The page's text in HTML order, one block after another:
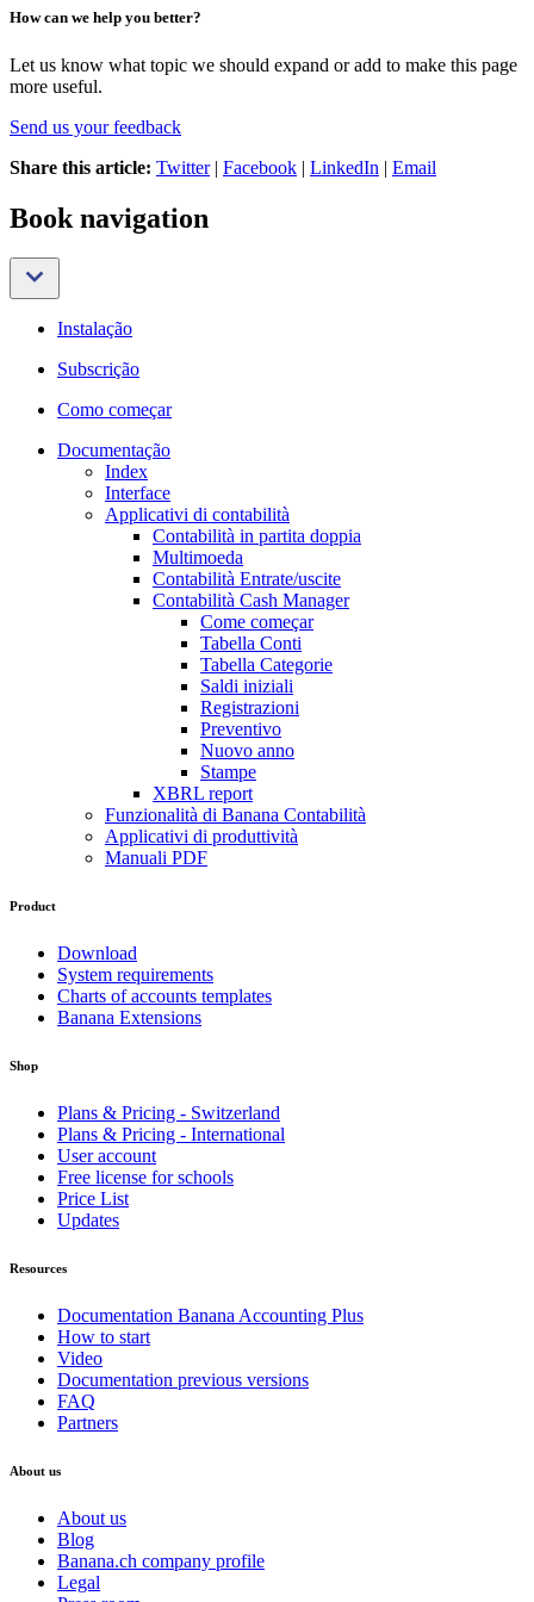
How can we help you better?
Let us know what topic we should expand or add to make this page
more useful.
Send us your feedback
Share this article: Twitter| Facebook | LinkedIn | Email
Book navigation
Instalação
Subscrição
Como começar
Documentação
Index
Interface
Applicativi di contabilità
Contabilità in partita doppia
Multimoeda
Contabilità Entrate/uscite
Contabilità Cash Manager
Come começar
Tabella Conti
Tabella Categorie
Saldi iniziali
Registrazioni
Preventivo
Nuovo anno
Stampe
XBRL report
Funzionalità di Banana Contabilità
Applicativi di produttività
Manuali PDF
Product
Download
System requirements
Charts of accounts templates
Banana Extensions
Shop
Plans & Pricing - Switzerland
Plans & Pricing - International
User account
Free license for schools
Price List
Updates
Resources
Documentation Banana Accounting Plus
How to start
Video
Documentation previous versions
FAQ
Partners
About us
About us
Blog
Banana.ch company profile
Legal